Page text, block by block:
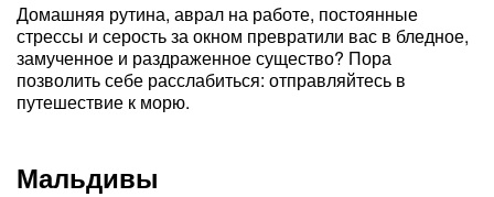
Домашняя рутина, аврал на работе, постоянные
стрессы и серость за окном превратили вас в бледное,
замученное и раздраженное существо? Пора
позволить себе расслабиться: отправляйтесь в
путешествие к морю.
Мальдивы